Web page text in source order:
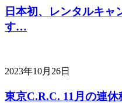
日本初、レンタルキャ
す…
2023年10月26日
東京C.R.C. 11月の連